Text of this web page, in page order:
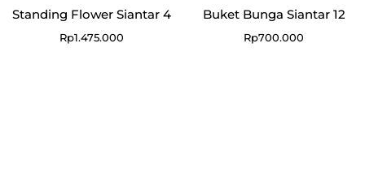
Standing Flower Siantar 4
Rp1.475.000
Buket Bunga Siantar 12
Rp700.000